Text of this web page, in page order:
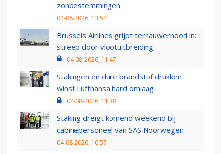
zonbestemmingen
04-08-2026, 13:54
Brussels Airlines grijpt ternauwernood in:
streep door vlootuitbreiding
04-08-2026, 11:47
Stakingen en dure brandstof drukken
winst Lufthansa hard omlaag
04-08-2026, 11:38
Staking dreigt komend weekend bij
cabinepersoneel van SAS Noorwegen
04-08-2026, 10:57